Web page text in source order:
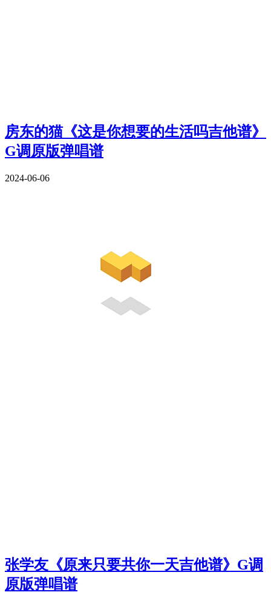
房东的猫《这是你想要的生活吗吉他谱》
G调原版弹唱谱
2024-06-06
张学友《原来只要共你一天吉他谱》G调
原版弹唱谱